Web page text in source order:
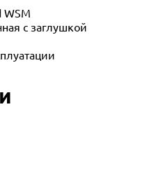
WSM
с заглушкой